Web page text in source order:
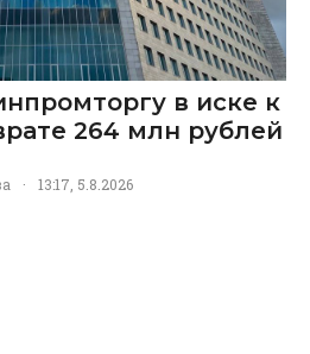
в иске к
264 млн рублей
· 13:17, 5.8.2026